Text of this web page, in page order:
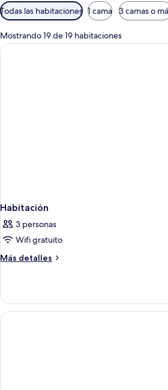
Filtros
disponibles
para
las
Todas las habitaciones 1 cama 3 camas o
Mostrando 19 de 19 habitaciones
Habitación
3 personas
Wifi gratuito
Más detalles
Más